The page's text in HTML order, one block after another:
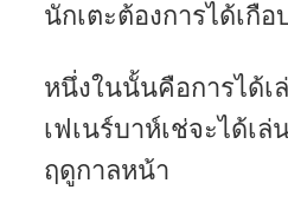
นักเตะต้องการได้เกื
หนึ่งในนั้นคือการได้เ
เฟเนร์บาห์เช่จะได้เ
ฤดูกาลหน้า